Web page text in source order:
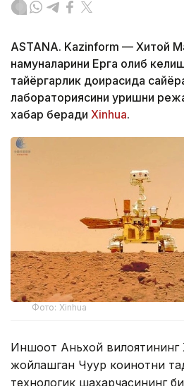
ASTANA. Kazinform — Хитой
намуналарини Ерга олиб
тайёргарлик доирасида
лабораториясини қуришни
хабар беради Xinhua.
Фото: Xinhua
Иншоот Аньхой
жойлашган Чуқур коинотни
технологик шаҳарчасининг